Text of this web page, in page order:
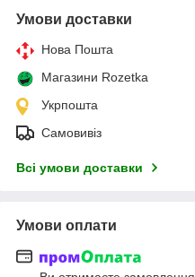
Умови доставки
Нова Пошта
Магазини Rozetka
Укрпошта
Самовивіз
Всі умови доставки
Умови оплати